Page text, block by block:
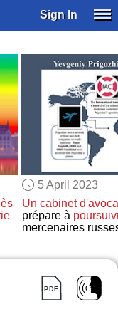
Sign In
5 April 2023
Un cabinet
prépare à
mercenaires